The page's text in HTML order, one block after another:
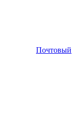
Почтовый